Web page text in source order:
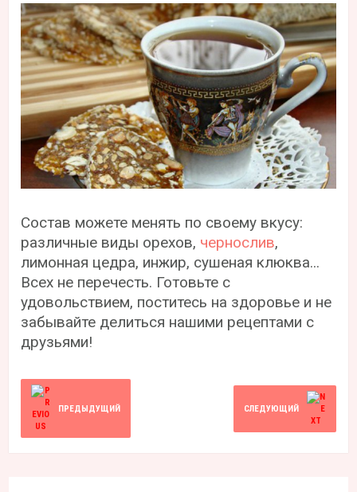
Состав можете менять по своему вкусу:
различные виды орехов, чернослив,
лимонная цедра, инжир, сушеная клюква...
Всех не перечесть. Готовьте с
удовольствием, поститесь на здоровье и не
забывайте делиться нашими рецептами с
друзьями!
ПРЕДЫДУЩИЙ СЛЕДУЮЩИЙ